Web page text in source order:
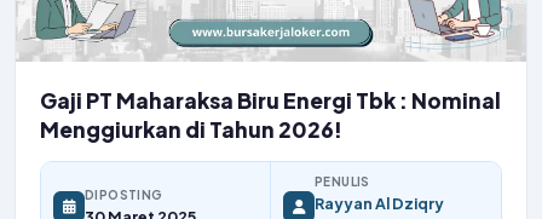
Gaji PT Maharaksa Biru Energi Tbk : Nominal
Menggiurkan di Tahun 2026!
DIPOSTING
PENULIS
Rayyan Al Dziqry